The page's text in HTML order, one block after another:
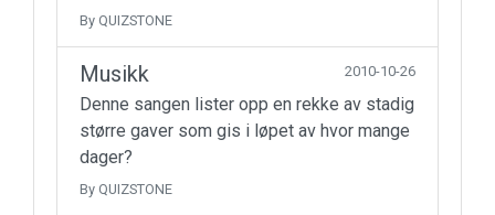
By QUIZSTONE
Musikk 2010-10-26
Denne sangen lister opp en rekke av stadig
større gaver som gis i løpet av hvor mange
dager?
By QUIZSTONE